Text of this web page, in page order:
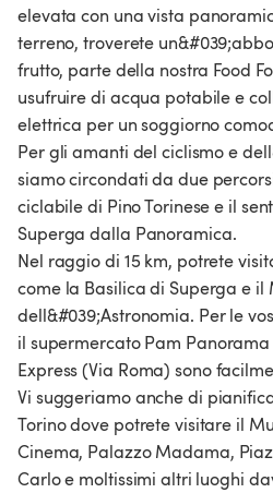
elevata con una vista
terreno, troverete
frutto, parte della nostra Food
usufruire di acqua potabile e
elettrica per un soggiorno
Per gli amanti del ciclismo e
siamo circondati da due
ciclabile di Pino Torinese e il
Superga dalla Panoramica.
Nel raggio di 15 km, potrete
come la Basilica di Superga e il
dell&#039;Astronomia. Per le
il supermercato Pam
Express (Via Roma) sono
Vi suggeriamo anche di
Torino dove potrete visitare il
Cinema, Palazzo Madama,
Carlo e moltissimi altri luoghi